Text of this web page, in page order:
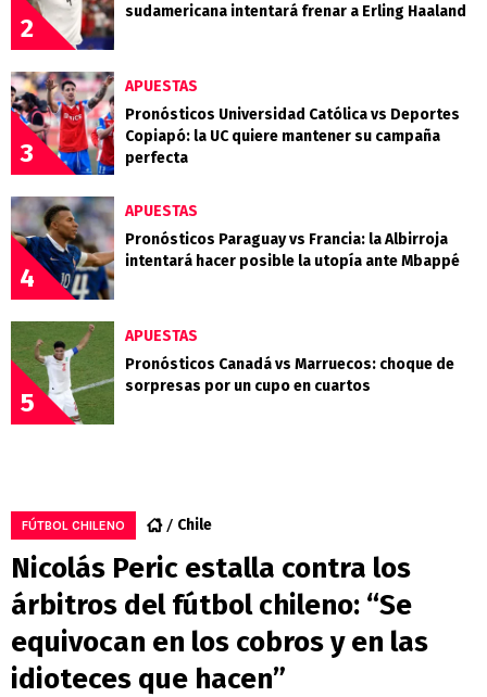
2
sudamericana intentará frenar a Erling Haaland
3
APUESTAS
Pronósticos Universidad Católica vs Deportes
Copiapó: la UC quiere mantener su campaña
perfecta
4
APUESTAS
Pronósticos Paraguay vs Francia: la Albirroja
intentará hacer posible la utopía ante Mbappé
5
APUESTAS
Pronósticos Canadá vs Marruecos: choque de
sorpresas por un cupo en cuartos
FÚTBOL CHILENO Chile
Nicolás Peric estalla contra los
árbitros del fútbol chileno: “Se
equivocan en los cobros y en las
idioteces que hacen”